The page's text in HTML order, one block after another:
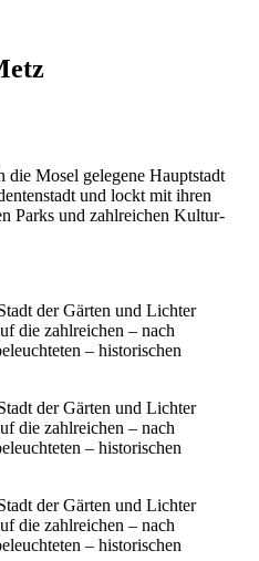
Mosel gelegene Hauptstadt
und lockt mit ihren
Parks und zahlreichen Kultur-